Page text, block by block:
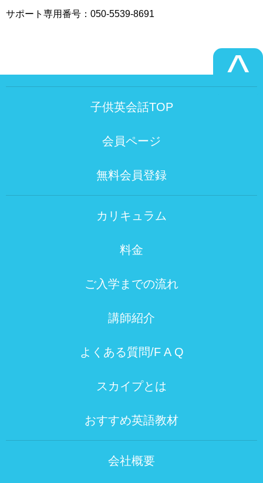
サポート専用番号：050-5539-8691
^
子供英会話TOP
会員ページ
無料会員登録
カリキュラム
料金
ご入学までの流れ
講師紹介
よくある質問/F A Q
スカイプとは
おすすめ英語教材
会社概要